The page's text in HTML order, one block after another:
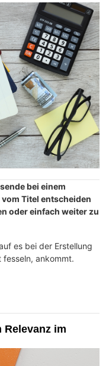
bei einem
Titel entscheiden
oder einfach weiter zu
es bei der Erstellung
ankommt.
Relevanz im